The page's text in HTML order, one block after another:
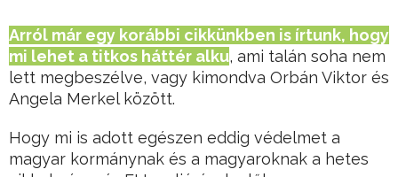
Arról már egy korábbi cikkünkben is írtunk, hogy
mi lehet a titkos háttér alku, ami talán soha nem
lett megbeszélve, vagy kimondva Orbán Viktor és
Angela Merkel között.
Hogy mi is adott egészen eddig védelmet a
magyar kormánynak és a magyaroknak a hetes